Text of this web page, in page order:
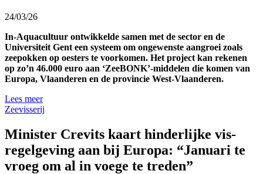
24/03/26
In-Aquacultuur ontwikkelde samen met de sector en de
Universiteit Gent een systeem om ongewenste aangroei zoals
zeepokken op oesters te voorkomen. Het project kan rekenen
op zo’n 46.000 euro aan ‘ZeeBONK’-middelen die komen van
Europa, Vlaanderen en de provincie West-Vlaanderen.
Lees meer
Zeevisserij
Minister Crevits kaart hinderlijke vis-
regelgeving aan bij Europa: “Januari te
vroeg om al in voege te treden”